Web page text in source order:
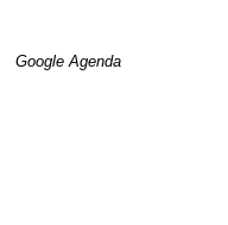
Google Agenda